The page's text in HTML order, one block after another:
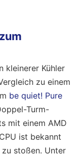
kleinerer Kühler
zu einem
be quiet! Pure
Turm-
mit einem AMD
ist bekannt
stoßen. Unter